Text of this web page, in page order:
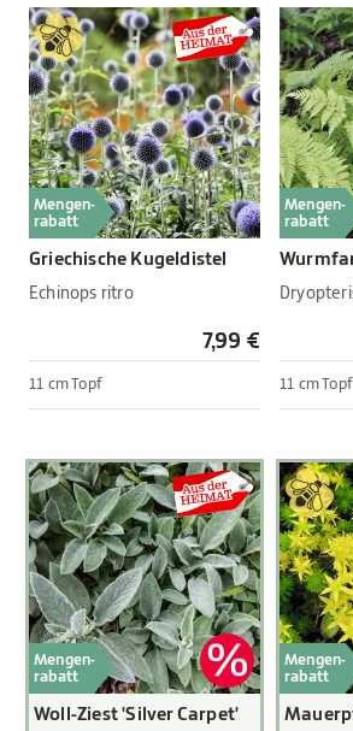
Mengen-
rabatt
Griechische Kugeldistel
Echinops ritro
7,99 €
11 cm Topf
Mengen-
rabatt
11 cm Topf
Mengen-
rabatt
Woll-Ziest 'Silver Carpet'
Mengen-
rabatt